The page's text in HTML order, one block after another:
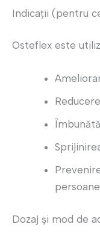
Indicații (pentru
Osteflex este
Dozaj și mod de